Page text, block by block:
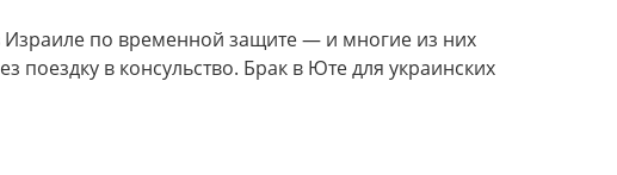
Израиле по временной защите — и многие из них
поездку в консульство. Брак в Юте для украинских